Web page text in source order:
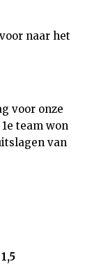
naar het
voor onze
team won
van